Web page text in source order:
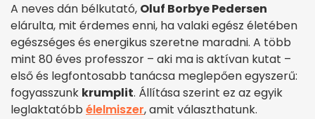
A neves dán bélkutató, Oluf Borbye Pedersen
elárulta, mit érdemes enni, ha valaki egész életében
egészséges és energikus szeretne maradni. A több
mint 80 éves professzor – aki ma is aktívan kutat –
első és legfontosabb tanácsa meglepően egyszerű:
fogyasszunk krumplit. Állítása szerint ez az egyik
leglaktatóbb élelmiszer, amit választhatunk.